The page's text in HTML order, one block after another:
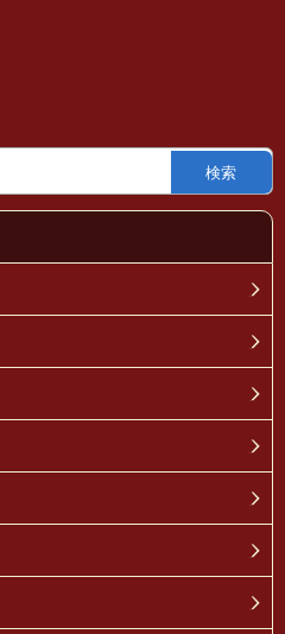
検索